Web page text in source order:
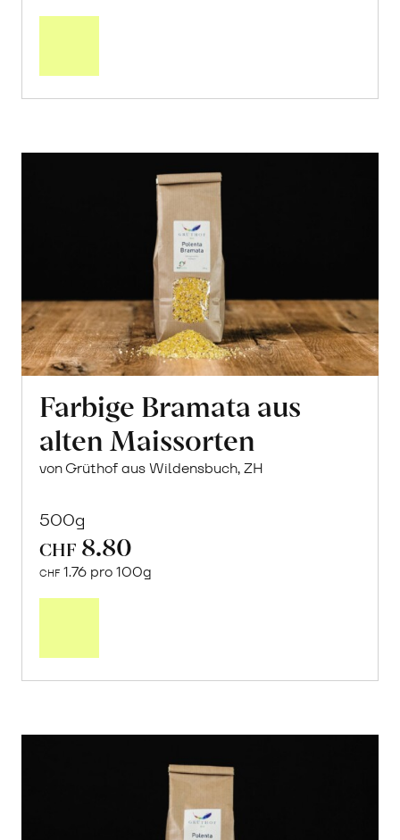
Farbige Bramata aus
alten Maissorten
von Grüthof aus Wildensbuch, ZH
500g
CHF 8.80
CHF 1.76 pro 100g